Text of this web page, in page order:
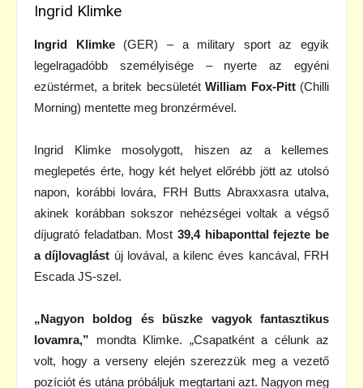
Ingrid Klimke
Ingrid Klimke(GER) – a military sport az egyik
legelragadóbb személyisége – nyerte az egyéni
ezüstérmet, a britek becsületét William Fox-Pitt(Chilli
Morning) mentette meg bronzérmével.
Ingrid Klimke mosolygott, hiszen az a kellemes
meglepetés érte, hogy két helyet előrébb jött az utolsó
napon, korábbi lovára, FRH Butts Abraxxasra utalva,
akinek korábban sokszor nehézségei voltak a végső
díjugrató feladatban. Most 39,4 hibaponttal fejezte be
a díjlovaglást új lovával, a kilenc éves kancával, FRH
Escada JS-szel.
„Nagyon boldog és büszke vagyok fantasztikus
lovamra,” mondta Klimke. „Csapatként a célunk az
volt, hogy a verseny elején szerezzük meg a vezető
pozíciót és utána próbáljuk megtartani azt. Nagyon meg